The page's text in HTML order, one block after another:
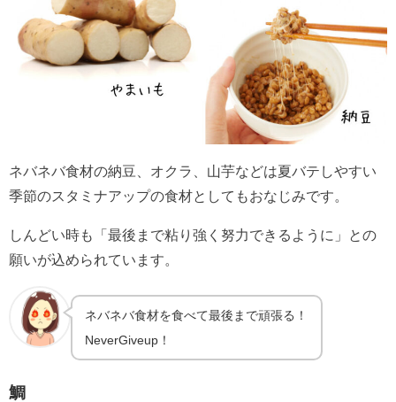
ネバネバ食材の納豆、オクラ、山芋などは夏バテしやすい
季節のスタミナアップの食材としてもおなじみです。
しんどい時も「最後まで粘り強く努力できるように」との
願いが込められています。
ネバネバ食材を食べて最後まで頑張る！
NeverGiveup！
鯛